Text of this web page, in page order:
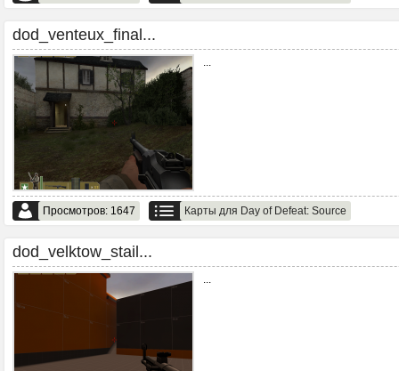
dod_venteux_final...
...
Просмотров: 1647 Карты для Day of Defeat: Source
dod_velktow_stail...
...